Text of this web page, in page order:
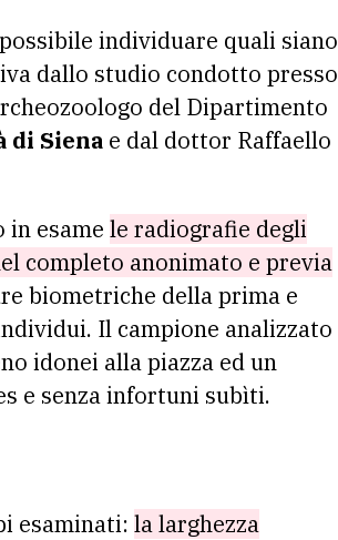
individuare quali siano
dallo studio condotto presso
del Dipartimento
di Siena e dal dottor Raffaello
esame le radiografie degli
completo anonimato e previa
biometriche della prima e
Il campione analizzato
idonei alla piazza ed un
e senza infortuni subìti.
esaminati: la larghezza